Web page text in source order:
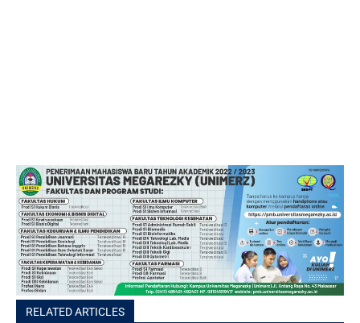
RELATED ARTICLES